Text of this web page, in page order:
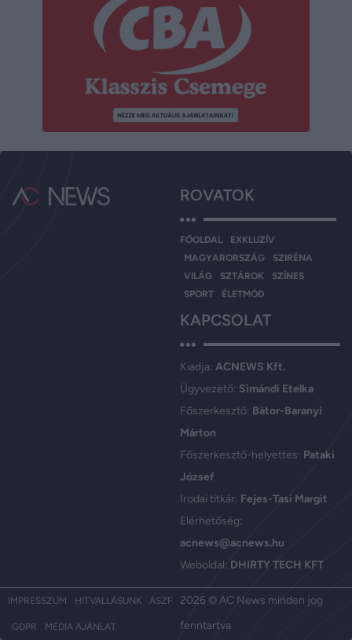
ROVATOK
FŐOLDAL
EXKLUZÍV
MAGYARORSZÁG
SZIRÉNA
VILÁG
SZTÁROK
SZÍNES
SPORT
ÉLETMÓD
KAPCSOLAT
Kiadja: ACNEWS Kft.
Ügyvezető: Simándi Etelka
Főszerkesztő: Bátor-Baranyi
Márton
Főszerkesztő-helyettes: Pataki
József
Irodai titkár: Fejes-Tasi Margit
Elérhetőség:
acnews@acnews.hu
Weboldal: DHIRTY TECH KFT
IMPRESSZUM HITVALLÁSUNK ÁSZF
GDPR MÉDIA AJÁNLAT
2026 © AC News minden jog
fenntartva